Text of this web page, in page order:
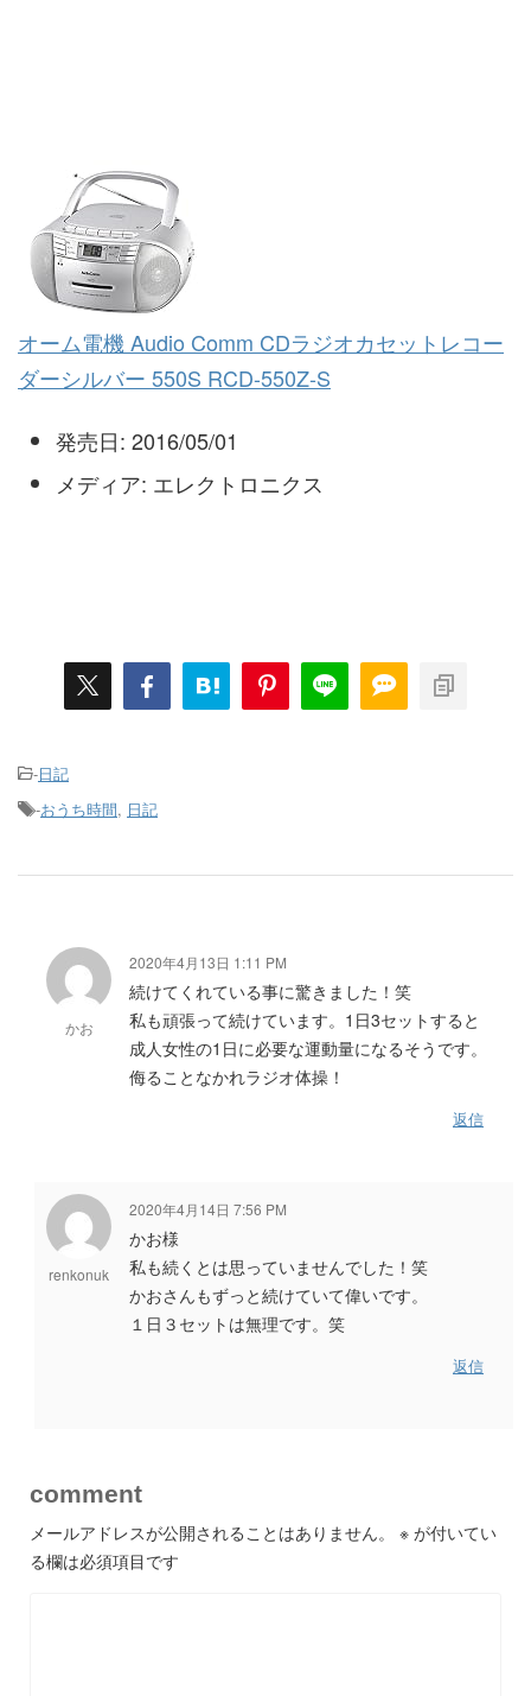
オーム電機 Audio Comm CDラジオカセットレコー
ダーシルバー 550S RCD-550Z-S
発売日: 2016/05/01
メディア: エレクトロニクス
-日記
-おうち時間, 日記
かお
2020年4月13日 1:11 PM
続けてくれている事に驚きました！笑
私も頑張って続けています。1日3セットすると
成人女性の1日に必要な運動量になるそうです。
侮ることなかれラジオ体操！
返信
renkonuk
2020年4月14日 7:56 PM
かお様
私も続くとは思っていませんでした！笑
かおさんもずっと続けていて偉いです。
１日３セットは無理です。笑
返信
comment
メールアドレスが公開されることはありません。 ※ が付いてい
る欄は必須項目です